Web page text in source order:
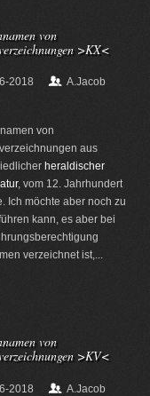
von
>KX<
2018
A.Jacob
von
aus
heraldischer
, vom 12. Jahrhundert
Ich möchte aber noch zu
kann, es aber bei
verzeichnet ist,...
von
>KV<
2018
A.Jacob